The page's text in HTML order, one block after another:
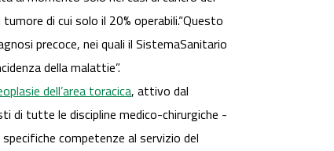
di cui solo il 20% operabili.“Questo
precoce, nei quali il SistemaSanitario
della malattie”.
dell’area toracica, attivo dal
di tutte le discipline medico-chirurgiche -
competenze al servizio del